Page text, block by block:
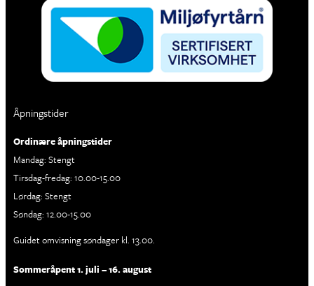
Åpningstider
Ordinære åpningstider
Mandag: Stengt
Tirsdag-fredag: 10.00-15.00
Lørdag: Stengt
Søndag: 12.00-15.00
Guidet omvisning søndager kl. 13.00.
Sommeråpent 1. juli – 16. august